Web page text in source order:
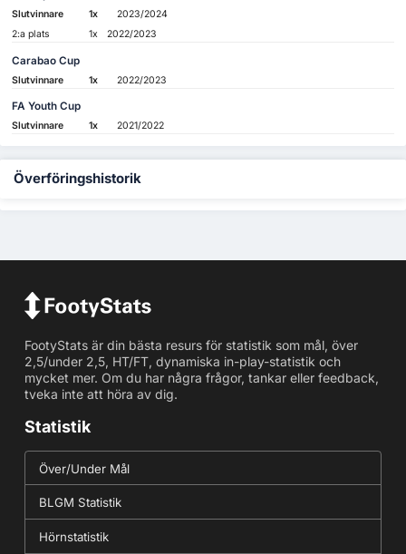
Slutvinnare 1x
2023/2024
2:a plats
1x 2022/2023
Carabao Cup
Slutvinnare 1x 2022/2023
FA Youth Cup
Slutvinnare 1x 2021/2022
Överföringshistorik
FootyStats är din bästa resurs för statistik som mål, över
2,5/under 2,5, HT/FT, dynamiska in-play-statistik och
mycket mer. Om du har några frågor, tankar eller feedback,
tveka inte att höra av dig.
Statistik
Över/Under Mål
BLGM Statistik
Hörnstatistik